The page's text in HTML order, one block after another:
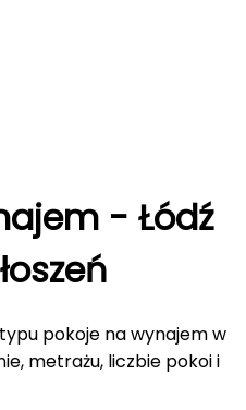
- Łódź
pokoje na wynajemw
metrażu, liczbie pokoi i